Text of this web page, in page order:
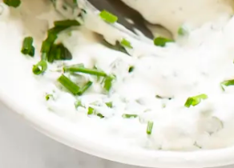
Pesto
Röror
Kalla såser
Aioli
Dipp